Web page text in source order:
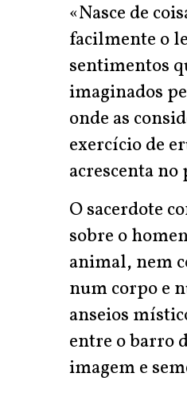
«Nasce de
facilmente o
sentimentos
imaginados
onde as
exercício de
acrescenta no
O sacerdote
sobre o
animal, nem
num corpo e
anseios
entre o barro
imagem e